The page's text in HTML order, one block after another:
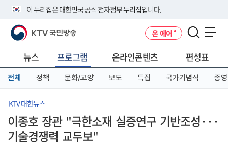
이 누리집은 대한민국 공식 전자정부 누리집입니다.
공식 누리집 주소 확인하기
니다.
이밖에 or.kr 또는 .kr등 다른 도메인 주소를 사용하고 있다면 아래 URL에
서 도메인 주소를 확인해 보세요
KTV 국민방송 온 에어
뉴스 프로그램 온라인콘텐츠 편성표
전체 정책 문화/교양 보도 특집 국가기념식 종영
KTV 대한뉴스
이종호 장관 "극한소재 실증연구 기반조성···
기술경쟁력 교두보"